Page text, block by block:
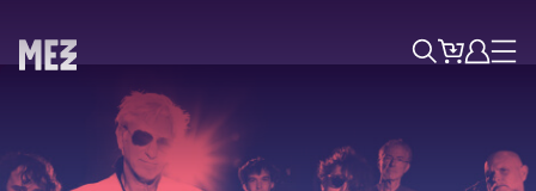
ZoekTicketsAccount
Menu